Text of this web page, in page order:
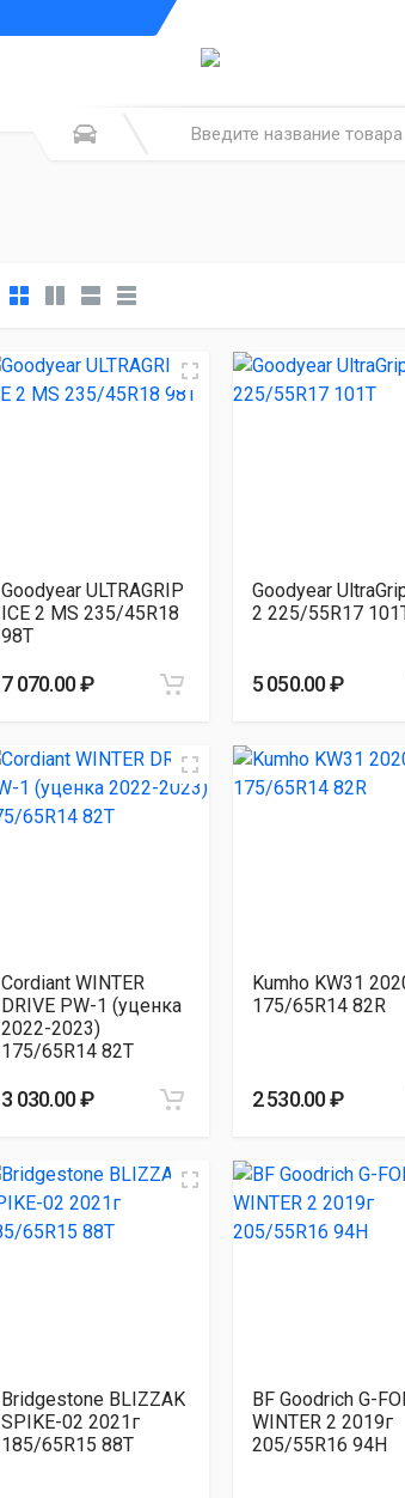
Goodyear ULTRAGRIP
ICE 2 MS 235/45R18
98T
7 070.00 ₽
Goodyear
2 225/55R17
5 050.00 ₽
Cordiant WINTER
DRIVE PW-1 (уценка
2022-2023)
175/65R14 82T
3 030.00 ₽
Kumho KW31
175/65R14 82R
2 530.00 ₽
Bridgestone BLIZZAK
SPIKE-02 2021г
185/65R15 88T
BF Goodrich G-
WINTER 2 2019г
205/55R16 94H